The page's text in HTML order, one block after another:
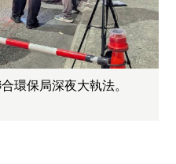
環保局深夜大執法。